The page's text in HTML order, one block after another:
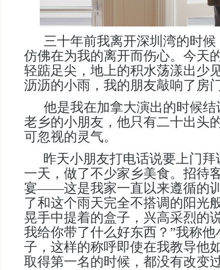
三十年前我离开深圳湾的时
仿佛在为我的离开而伤心。今天
轻踮足尖，地上的积水荡漾出少
沥沥的小雨，我的朋友敲响了房
他是我在加拿大演出的时候
老乡的小朋友，他只有二十出头
可忽视的灵气。
昨天小朋友打电话说要上门
一天，做了不少家乡美食。招待
宴——这是我家一直以来遵循的
了和这个雨天完全不搭调的阳光
晃手中提着的盒子，兴高采烈的
我给你带了什么好东西？”我称
子，这样的称呼即使在我教导他
取得第一名的时候，都没有改变